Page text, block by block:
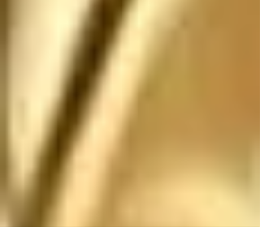
Atentamente: Satanás